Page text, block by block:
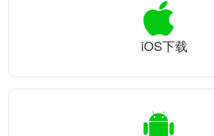
iOS下载